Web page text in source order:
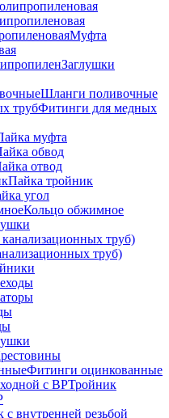
Муфта
Заглушки
Шланги поливочные
Фитинги для медных
муфта
обвод
отвод
Пайка тройник
угол
Кольцо обжимное
труб)
Фитинги оцинкованные
Тройник